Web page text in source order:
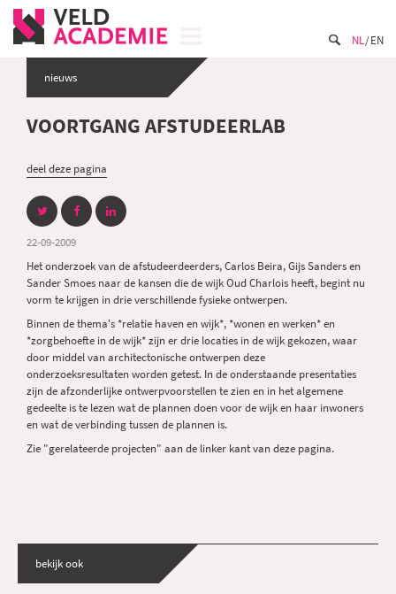
NL EN
nieuws
VOORTGANG AFSTUDEERLAB
deel deze pagina
22-09-2009
Het onderzoek van de afstudeerdeerders, Carlos Beira, Gijs Sanders en
Sander Smoes naar de kansen die de wijk Oud Charlois heeft, begint nu
vorm te krijgen in drie verschillende fysieke ontwerpen.
Binnen de thema's *relatie haven en wijk*, *wonen en werken* en
*zorgbehoefte in de wijk* zijn er drie locaties in de wijk gekozen, waar
door middel van architectonische ontwerpen deze
onderzoeksresultaten worden getest. In de onderstaande presentaties
zijn de afzonderlijke ontwerpvoorstellen te zien en in het algemene
gedeelte is te lezen wat de plannen doen voor de wijk en haar inwoners
en wat de verbinding tussen de plannen is.
Zie "gerelateerde projecten" aan de linker kant van deze pagina.
bekijk ook